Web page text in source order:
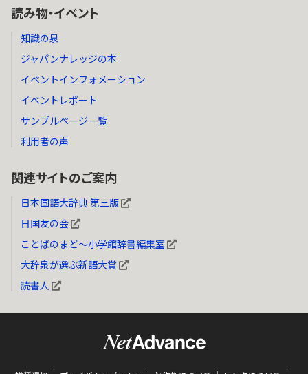
読み物・イベント
知識の泉
ジャパンナレッジの本
イベントインフォメーション
イベントレポート
サンプルページ一覧
利用者の声
関連サイトのご案内
日本国語大辞典 第三版
日国友の会
ことばのまど～小学館辞書編集室
大辞泉が選ぶ新語大賞
読書人